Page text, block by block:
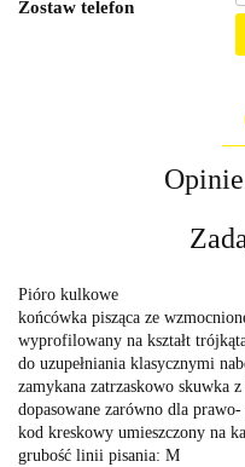
Zostaw telefon
Pióro kulkowe
końcówka pisząca ze
wyprofilowany na kształt
do uzupełniania klasycznymi
zamykana zatrzaskowo skuwka
dopasowane zarówno dla
kod kreskowy umieszczony na
grubość linii pisania: M